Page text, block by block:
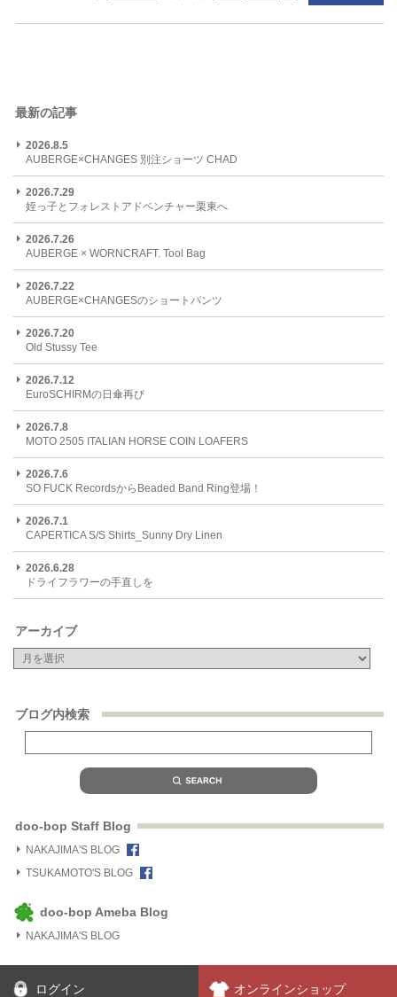
最新の記事
2026.8.5
AUBERGE×CHANGES 別注ショーツ CHAD
2026.7.29
姪っ子とフォレストアドベンチャー栗東へ
2026.7.26
AUBERGE × WORNCRAFT. Tool Bag
2026.7.22
AUBERGE×CHANGESのショートパンツ
2026.7.20
Old Stussy Tee
2026.7.12
EuroSCHIRMの日傘再び
2026.7.8
MOTO 2505 ITALIAN HORSE COIN LOAFERS
2026.7.6
SO FUCK RecordsからBeaded Band Ring登場！
2026.7.1
CAPERTICA S/S Shirts_Sunny Dry Linen
2026.6.28
ドライフラワーの手直しを
アーカイブ
ブログ内検索
doo-bop Staff Blog
NAKAJIMA'S BLOG
TSUKAMOTO'S BLOG
doo-bop Ameba Blog
NAKAJIMA'S BLOG
ログイン オンラインショップ